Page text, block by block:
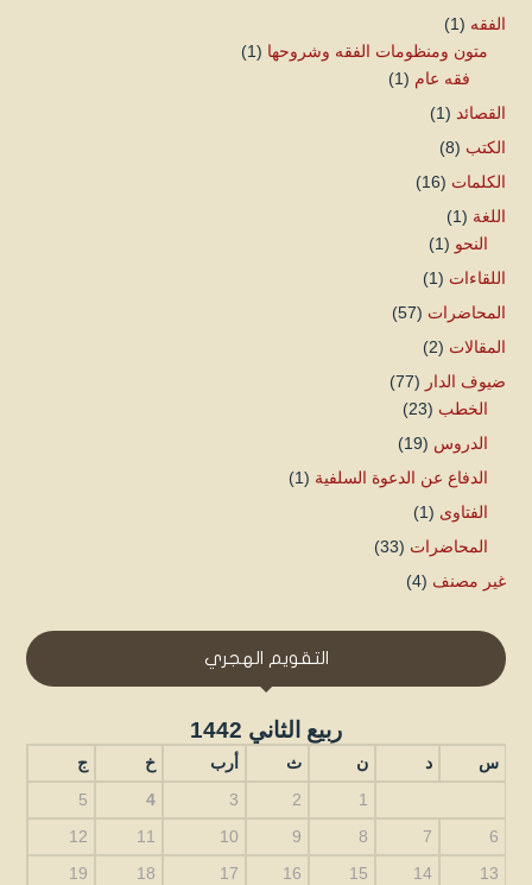
الفقه (1)
متون ومنظومات الفقه وشروحها (1)
فقه عام (1)
القصائد (1)
الكتب (8)
الكلمات (16)
اللغة (1)
النحو (1)
اللقاءات (1)
المحاضرات (57)
المقالات (2)
ضيوف الدار (77)
الخطب (23)
الدروس (19)
الدفاع عن الدعوة السلفية (1)
الفتاوى (1)
المحاضرات (33)
غير مصنف (4)
التقويم الهجري
ربيع الثاني 1442
س د ن ث أرب خ ج
1
2
3
4
5
6
7
8
9
10
11
12
13
14
15
16
17
18
19